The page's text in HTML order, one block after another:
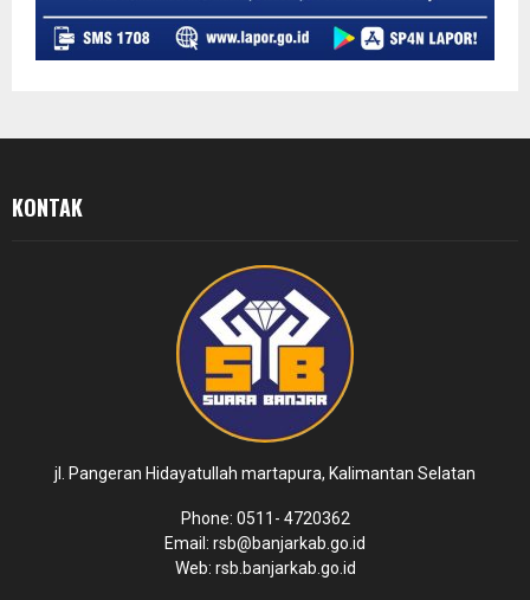
KONTAK
jl. Pangeran Hidayatullah martapura, Kalimantan Selatan
Phone: 0511- 4720362
Email: rsb@banjarkab.go.id
Web: rsb.banjarkab.go.id